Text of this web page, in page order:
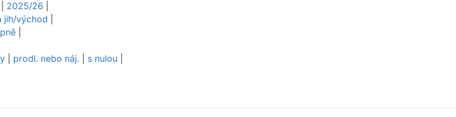
2025/26
jih/východ
prodl. nebo náj. s nulou